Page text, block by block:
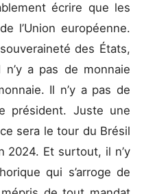
écrire que les
l’Union européenne.
des États,
a pas de monnaie
Il n’y a pas de
président. Juste une
sera le tour du Brésil
2024. Et surtout, il n’y
qui s’arroge de